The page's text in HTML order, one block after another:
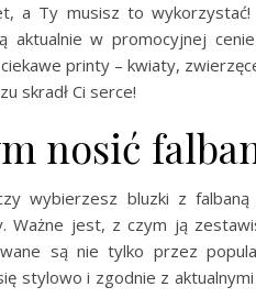
a Ty musisz to
aktualnie w promocyjnej
printy – kwiaty,
skradł Ci serce!
nosić
wybierzesz bluzki z
Ważne jest, z czym ją
są nie tylko przez
stylowo i zgodnie z